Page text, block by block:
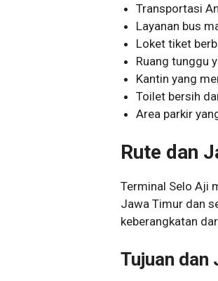
Transportasi
Layanan bus
Loket tiket
Ruang tunggu
Kantin yang
Toilet bersih
Area parkir
Rute dan
Terminal Selo Aji
Jawa Timur dan
keberangkatan
Tujuan dan